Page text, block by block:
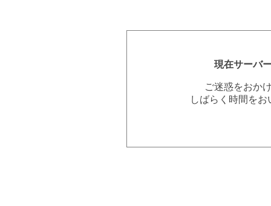
現在サーバ
ご迷惑をおか
しばらく時間を